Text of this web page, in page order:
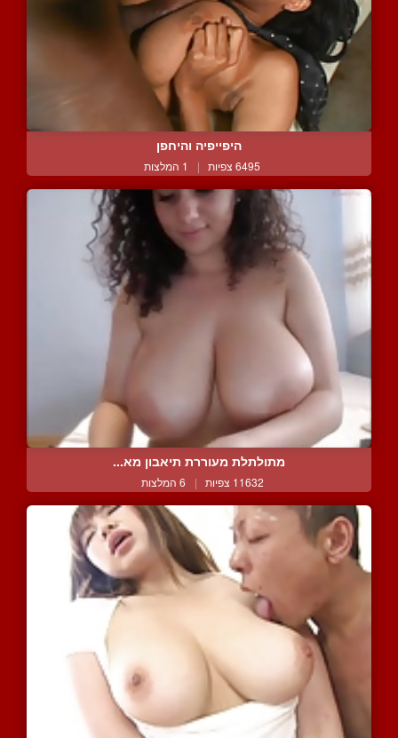
היפייפיה והיחפן
6495 צפיות | 1 המלצות
מתולתלת מעוררת תיאבון מא...
11632 צפיות | 6 המלצות